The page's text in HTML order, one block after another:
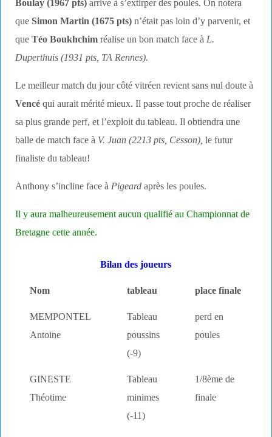
Boulay (1967 pts) arrive à s’extirper des poules. On notera
queSimon Martin (1675 pts) n’était pas loin d’y parvenir, et
queTéo Boukhchim réalise un bon match face àL.
Duperthuis (1931 pts, TA Rennes).
Le meilleur match du jour côté vitréen revient sans nul doute à
Vencé qui aurait mérité mieux. Il passe tout proche de réaliser
sa plus grande perf, et l’exploit du tableau. Il obtiendra une
balle de match face à V. Juan (2213 pts, Cesson),le futur
finaliste du tableau!
Anthony s’incline face àPigeard après les poules.
Il y aura malheureusement aucun qualifié au Championnat de
Bretagne cette année.
Bilan des joueurs
Nom tableau place finale
MEMPONTEL
Antoine
Tableau
poussins
(-9)
perd en
poules
GINESTE
Théotime
Tableau
minimes
(-11)
1/8ème de
finale